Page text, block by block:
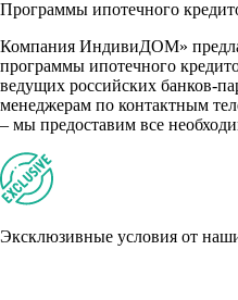
Программы ипотечного
Компания ИндивиДОМ»
программы ипотечного
ведущих российских банков-
менеджерам по контактным
– мы предоставим все
Эксклюзивные условия от